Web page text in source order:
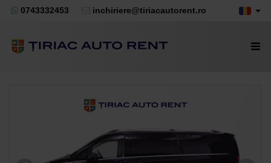
0743332453 inchiriere@tiriacautorent.ro